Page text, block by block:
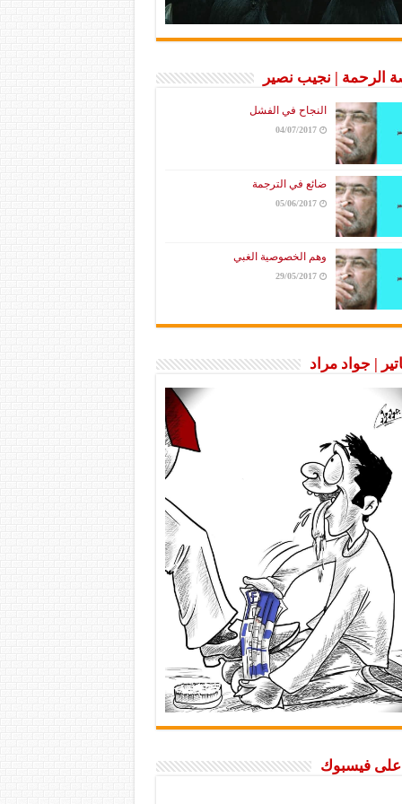
الرحمة | نجيب نصير
النجاح في الفشل
04/07/2017
ضائع في الترجمة
05/06/2017
وهم الخصوصية الغبي
29/05/2017
| جواد مراد
على فيسبوك